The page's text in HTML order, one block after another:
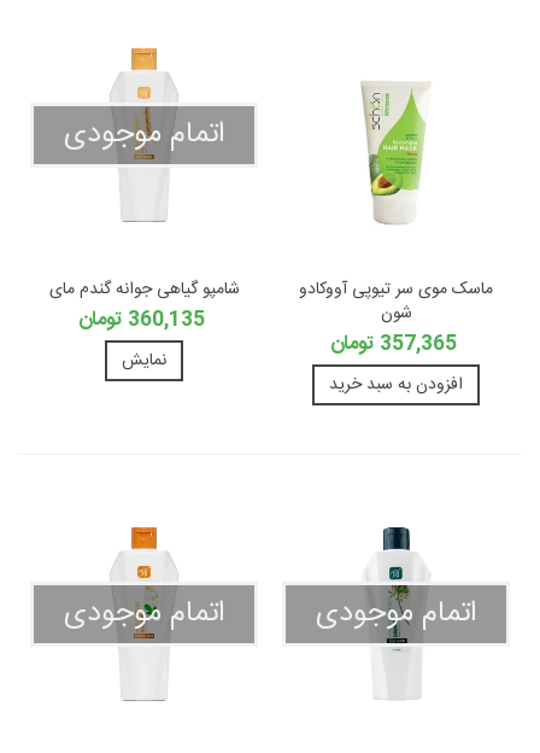
ماسک موی سر تیوپی آووکادو
شون
357,365 تومان
افزودن به سبد خرید
اتمام موجودی
شامپو گیاهی جوانه گندم مای
360,135 تومان
نمایش
اتمام موجودی اتمام موجودی